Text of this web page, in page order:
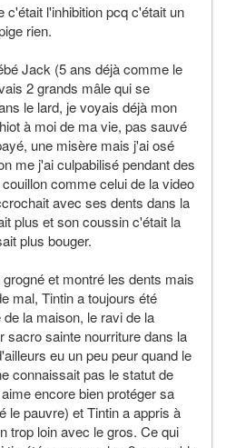
c'était l'inhibition pcq c'était un
rien.
Jack (5 ans déjà comme le
2 grands mâle qui se
le lard, je voyais déjà mon
à moi de ma vie, pas sauvé
une misère mais j'ai osé
me j'ai culpabilisé pendant des
comme celui de la video
avec ses dents dans la
plus et son coussin c'était la
plus bouger.
et montré les dents mais
mal, Tintin a toujours été
la maison, le ravi de la
sacro sainte nourriture dans la
eu un peu peur quand le
connaissait pas le statut de
encore bien protéger sa
le pauvre) et Tintin a appris à
trop loin avec le gros. Ce qui